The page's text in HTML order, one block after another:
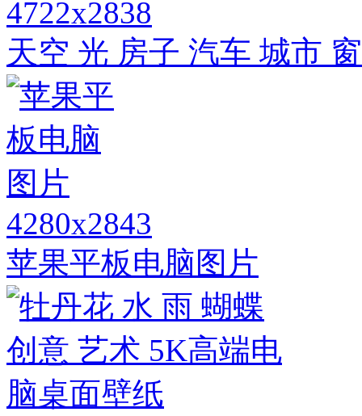
4722x2838
天空 光 房子 汽车 城市
4280x2843
苹果平板电脑图片